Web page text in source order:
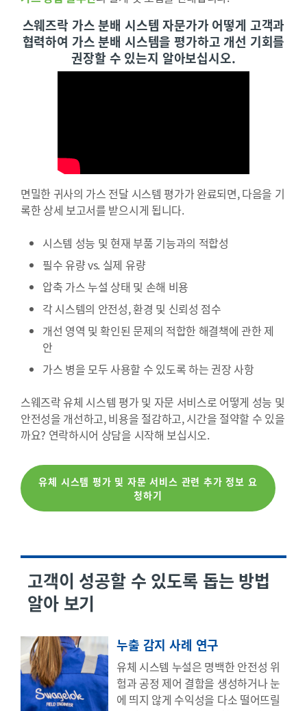
스웨즈락 가스 분배 시스템 자문가가 어떻게 고객과
협력하여 가스 분배 시스템을 평가하고 개선 기회를
권장할 수 있는지 알아보십시오.
면밀한 귀사의 가스 전달 시스템 평가가 완료되면, 다음을 기
록한 상세 보고서를 받으시게 됩니다.
시스템 성능 및 현재 부품 기능과의 적합성
필수 유량 vs. 실제 유량
압축 가스 누설 상태 및 손해 비용
각 시스템의 안전성, 환경 및 신뢰성 점수
개선 영역 및 확인된 문제의 적합한 해결책에 관한 제
안
가스 병을 모두 사용할 수 있도록 하는 권장 사항
스웨즈락 유체 시스템 평가 및 자문 서비스로 어떻게 성능 및
안전성을 개선하고, 비용을 절감하고, 시간을 절약할 수 있을
까요? 연락하시어 상담을 시작해 보십시오.
유체 시스템 평가 및 자문 서비스 관련 추가 정보 요
청하기
고객이 성공할 수 있도록 돕는 방법
알아 보기
누출 감지 사례 연구
유체 시스템 누설은 명백한 안전성 위
험과 공정 제어 결함을 생성하거나 눈
에 띄지 않게 수익성을 다소 떨어뜨릴